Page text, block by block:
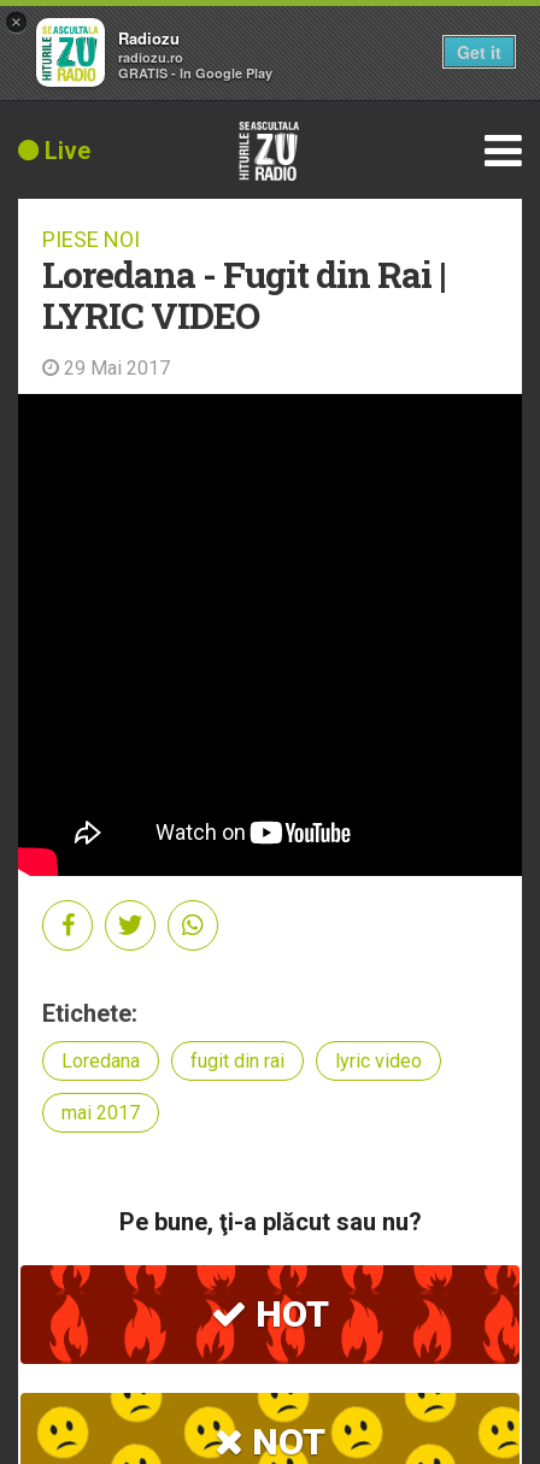
Live
PIESE NOI
Loredana - Fugit din Rai |
LYRIC VIDEO
29 Mai 2017
Etichete:
Loredana fugit din rai lyric video
mai 2017
Pe bune, ţi-a plăcut sau nu?
HOT
NOT
×
Radiozu
radiozu.ro
GRATIS - In Google Play
Get it